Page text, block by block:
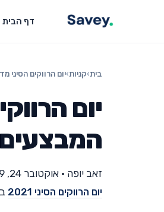
דף הבית
בית›קניות›יום הרווקים הסיני
המבצעים
זאב יופה • אוקטובר 24, 2019
יום הרווקים הסיני 2021
ב